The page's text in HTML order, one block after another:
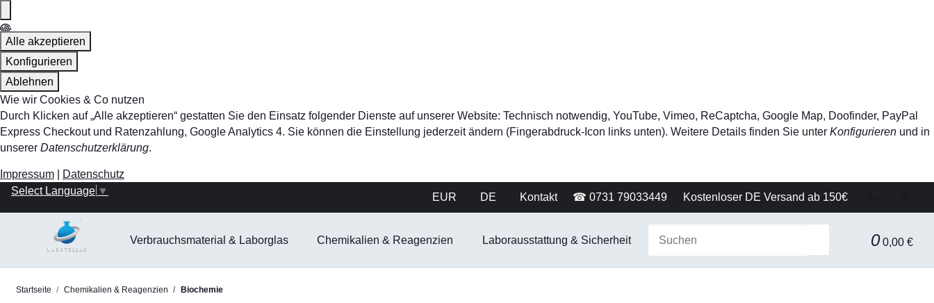
Alle akzeptieren
Konfigurieren
Ablehnen
Wie wir Cookies & Co nutzen
Durch Klicken auf „Alle akzeptieren“ gestatten Sie den Einsatz folgender Dienste auf unserer Website: Technisch notwendig, YouTube, Vimeo, ReCaptcha, Google Map, Doofinder, PayPal
Express Checkout und Ratenzahlung, Google Analytics 4. Sie können die Einstellung jederzeit ändern (Fingerabdruck-Icon links unten). Weitere Details finden Sie unter Konfigurieren und in
unserer Datenschutzerklärung.
Impressum
Datenschutz
EUR
DE Kontakt ☎ 0731 79033449 Kostenloser DE Versand ab 150€
Select Language ▼
0 0,00 €
Verbrauchsmaterial & Laborglas Chemikalien & Reagenzien Laborausstattung & Sicherheit Gerätetechnik Filtration & Separationstechnik
Startseite Chemikalien & Reagenzien Biochemie